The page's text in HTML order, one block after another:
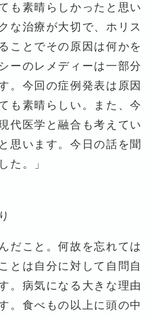
も素晴らしかったと思い
な治療が大切で、ホリス
ことでその原因は何かを
ーのレメディーは一部分
。今回の症例発表は原因
も素晴らしい。また、今
代医学と融合も考えてい
思います。今日の話を聞
た。」
だこと。何故を忘れては
とは自分に対して自問自
。病気になる大きな理由
。食べもの以上に頭の中